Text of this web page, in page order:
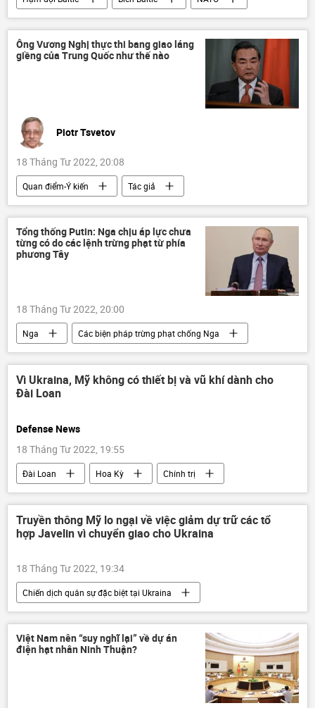
cuộc tập trận
Quân sự
Ông Vương Nghị thực thi bang giao láng
giềng của Trung Quốc như thế nào
Piotr Tsvetov
18 Tháng Tư 2022, 20:08
Quan điểm-Ý kiến
Tác giả
Trung Quốc
Chính trị
ASEAN
Đông Nam Á
Bắc Kinh
Tập Cận Bình
Việt Nam
Tổng thống Putin: Nga chịu áp lực chưa
từng có do các lệnh trừng phạt từ phía
phương Tây
18 Tháng Tư 2022, 20:00
Nga
Các biện pháp trừng phạt chống Nga
Vladimir Putin
phương Tây
Ukraina
Kinh tế
Vì Ukraina, Mỹ không có thiết bị và vũ khí dành cho
Đài Loan
Defense News
18 Tháng Tư 2022, 19:55
Đài Loan Hoa Kỳ
Chính trị
Báo chí thế giới
Ukraina
Quân sự
mua bán vũ khí
Truyền thông Mỹ lo ngại về việc giảm dự trữ các tổ
hợp Javelin vì chuyển giao cho Ukraina
18 Tháng Tư 2022, 19:34
Chiến dịch quân sự đặc biệt tại Ukraina
Quân sự
Hoa Kỳ
Javelin
Ukraina
Quân đội Ukraina
Donbass
Donetsk
Việt Nam nên “suy nghĩ lại” về dự án
điện hạt nhân Ninh Thuận?